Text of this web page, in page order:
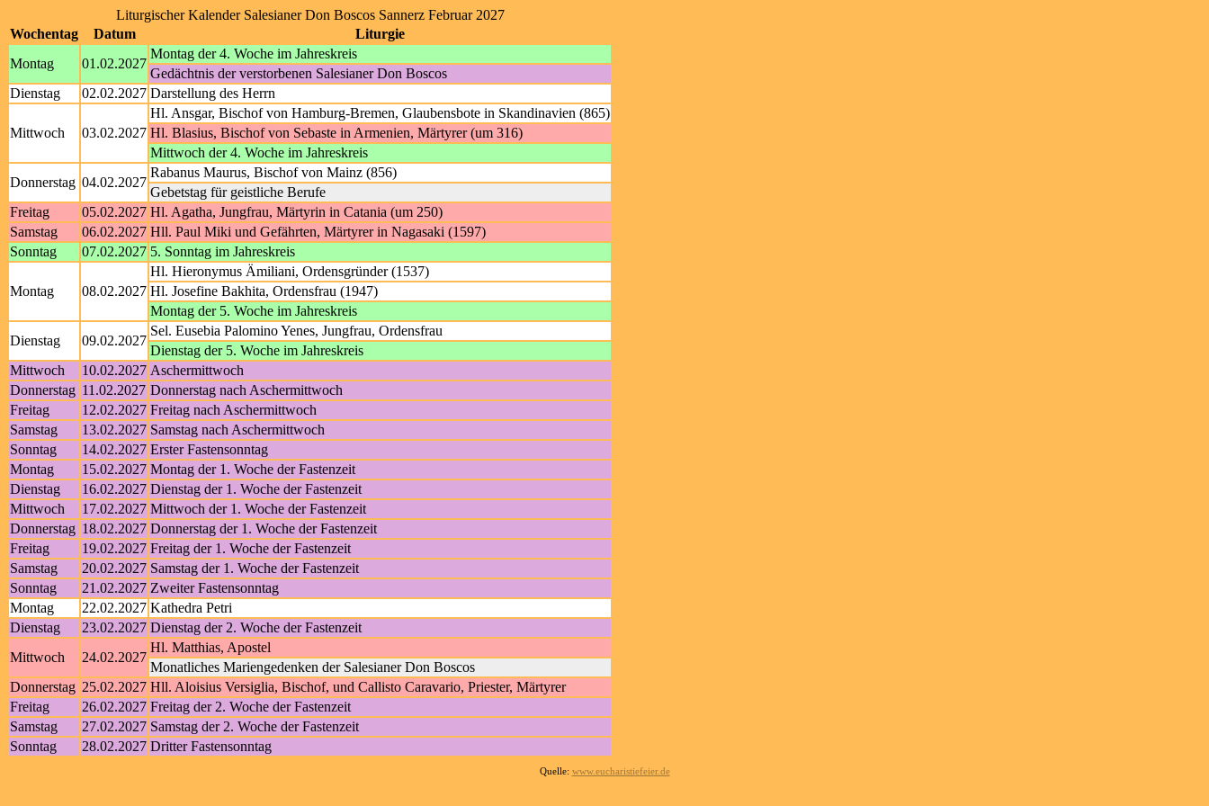
Liturgischer Kalender Salesianer Don Boscos Sannerz Februar 2027
Wochentag
Datum
Liturgie
Montag
01.02.2027
Montag der 4. Woche im Jahreskreis
Gedächtnis der verstorbenen Salesianer Don Boscos
Dienstag
02.02.2027 Darstellung des Herrn
Mittwoch 03.02.2027
Hl. Ansgar, Bischof von Hamburg-Bremen, Glaubensbote in Skandinavien (865)
Hl. Blasius, Bischof von Sebaste in Armenien, Märtyrer (um 316)
Mittwoch der 4. Woche im Jahreskreis
Donnerstag 04.02.2027
Rabanus Maurus, Bischof von Mainz (856)
Gebetstag für geistliche Berufe
Freitag
05.02.2027 Hl. Agatha, Jungfrau, Märtyrin in Catania (um 250)
Samstag
06.02.2027 Hll. Paul Miki und Gefährten, Märtyrer in Nagasaki (1597)
Sonntag
07.02.2027 5. Sonntag im Jahreskreis
Montag 08.02.2027
Hl. Hieronymus Ämiliani, Ordensgründer (1537)
Hl. Josefine Bakhita, Ordensfrau (1947)
Montag der 5. Woche im Jahreskreis
Dienstag
09.02.2027
Sel. Eusebia Palomino Yenes, Jungfrau, Ordensfrau
Dienstag der 5. Woche im Jahreskreis
Mittwoch
10.02.2027 Aschermittwoch
Donnerstag 11.02.2027 Donnerstag nach Aschermittwoch
Freitag
12.02.2027 Freitag nach Aschermittwoch
Samstag
13.02.2027 Samstag nach Aschermittwoch
Sonntag
14.02.2027 Erster Fastensonntag
Montag
15.02.2027 Montag der 1. Woche der Fastenzeit
Dienstag
16.02.2027 Dienstag der 1. Woche der Fastenzeit
Mittwoch
17.02.2027 Mittwoch der 1. Woche der Fastenzeit
Donnerstag 18.02.2027 Donnerstag der 1. Woche der Fastenzeit
Freitag
19.02.2027 Freitag der 1. Woche der Fastenzeit
Samstag
20.02.2027 Samstag der 1. Woche der Fastenzeit
Sonntag
21.02.2027 Zweiter Fastensonntag
Montag
22.02.2027 Kathedra Petri
Dienstag
23.02.2027 Dienstag der 2. Woche der Fastenzeit
Mittwoch
24.02.2027
Hl. Matthias, Apostel
Monatliches Mariengedenken der Salesianer Don Boscos
Donnerstag 25.02.2027 Hll. Aloisius Versiglia, Bischof, und Callisto Caravario, Priester, Märtyrer
Freitag
26.02.2027 Freitag der 2. Woche der Fastenzeit
Samstag
27.02.2027 Samstag der 2. Woche der Fastenzeit
Sonntag
28.02.2027 Dritter Fastensonntag
Quelle: www.eucharistiefeier.de